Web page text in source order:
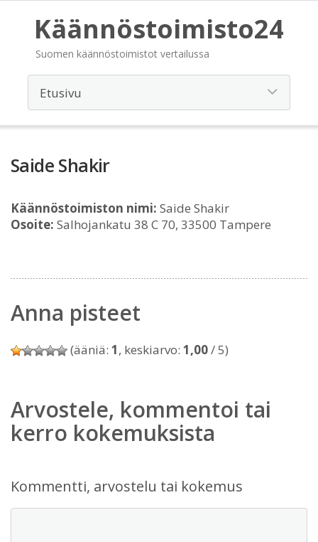
Käännöstoimisto24
Suomen käännöstoimistot vertailussa
Saide Shakir
Käännöstoimiston nimi: Saide Shakir
Osoite: Salhojankatu 38 C 70, 33500 Tampere
Anna pisteet
(ääniä: 1, keskiarvo: 1,00/ 5)
Arvostele, kommentoi tai
kerro kokemuksista
Kommentti, arvostelu tai kokemus